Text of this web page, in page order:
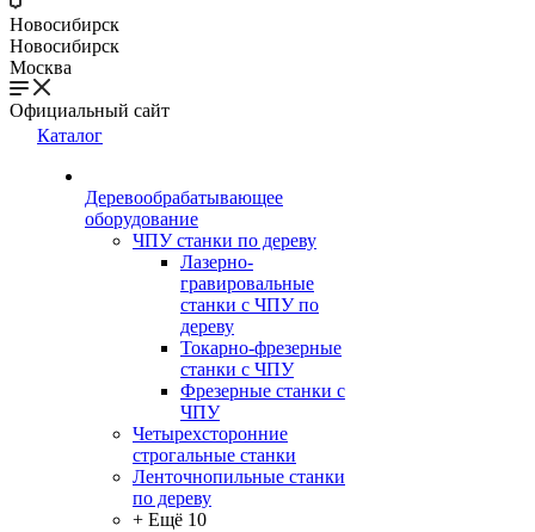
Новосибирск
Новосибирск
Москва
Официальный сайт
Каталог
Деревообрабатывающее
оборудование
ЧПУ станки по дереву
Лазерно-
гравировальные
станки с ЧПУ по
дереву
Токарно-фрезерные
станки с ЧПУ
Фрезерные станки с
ЧПУ
Четырехсторонние
строгальные станки
Ленточнопильные станки
по дереву
+ Ещё 10